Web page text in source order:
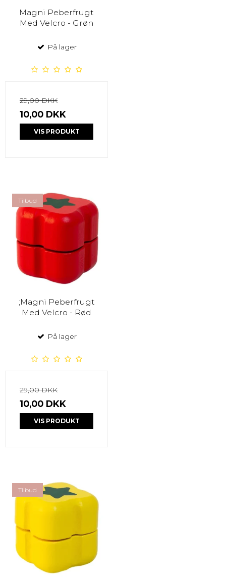
Magni Peberfrugt
Med Velcro - Grøn
På lager
29,00 DKK
10,00 DKK
VIS PRODUKT
Tilbud
;Magni Peberfrugt
Med Velcro - Rød
På lager
29,00 DKK
10,00 DKK
VIS PRODUKT
Tilbud